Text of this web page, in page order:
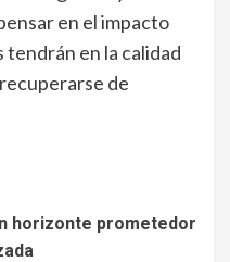
en el impacto
en la calidad
de
horizonte prometedor